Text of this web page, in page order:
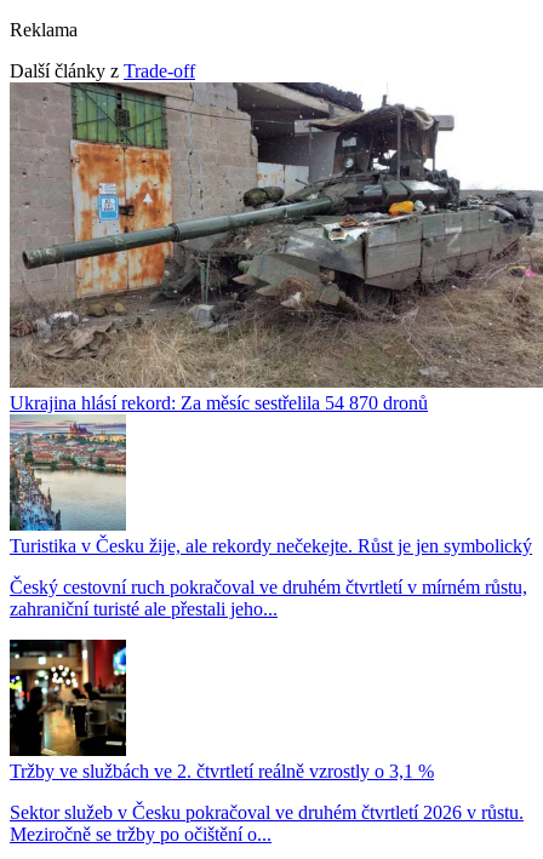
Reklama
Další články z Trade-off
Ukrajina hlásí rekord: Za měsíc sestřelila 54 870 dronů
Turistika v Česku žije, ale rekordy nečekejte. Růst je jen symbolický
Český cestovní ruch pokračoval ve druhém čtvrtletí v mírném růstu,
zahraniční turisté ale přestali jeho...
Tržby ve službách ve 2. čtvrtletí reálně vzrostly o 3,1 %
Sektor služeb v Česku pokračoval ve druhém čtvrtletí 2026 v růstu.
Meziročně se tržby po očištění o...